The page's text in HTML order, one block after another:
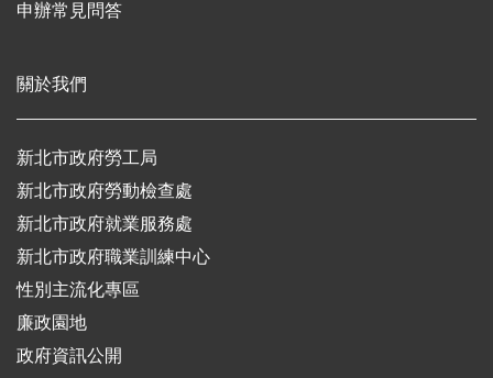
申辦常見問答
關於我們
新北市政府勞工局
新北市政府勞動檢查處
新北市政府就業服務處
新北市政府職業訓練中心
性別主流化專區
廉政園地
政府資訊公開